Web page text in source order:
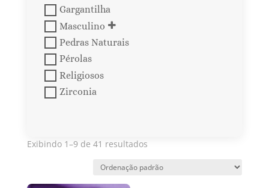
Gargantilha
Masculino
Pedras Naturais
Pérolas
Religiosos
Zirconia
Exibindo 1–9 de 41 resultados